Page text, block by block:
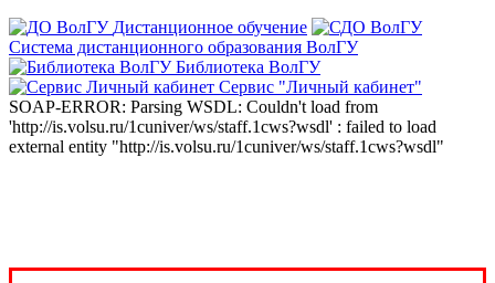
Дистанционное обучение
Система дистанционного образования ВолГУ
Библиотека ВолГУ
Сервис "Личный кабинет"
SOAP-ERROR: Parsing WSDL: Couldn't load from
'http://is.volsu.ru/1cuniver/ws/staff.1cws?wsdl' : failed to load
external entity "http://is.volsu.ru/1cuniver/ws/staff.1cws?wsdl"